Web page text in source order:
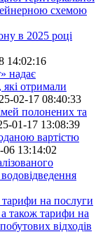
схемою
в 2025 році
14:02:16
надає
які отримали
02-17 08:40:33
полонених та
01-17 13:08:39
вартістю
06 13:14:02
на послуги
також тарифи на
відходів